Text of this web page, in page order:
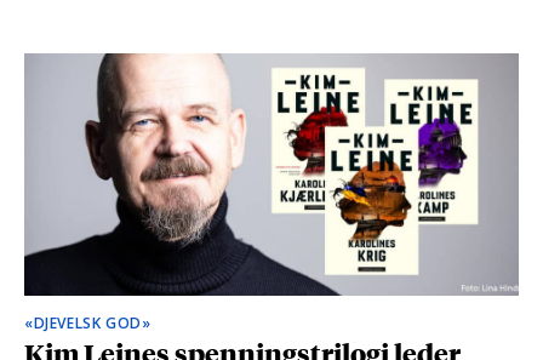
«DJEVELSK GOD»
Kim Leines spenningstrilogi leder